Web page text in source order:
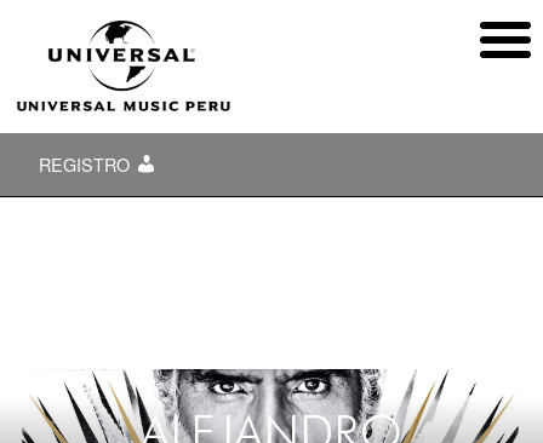
REGISTRO